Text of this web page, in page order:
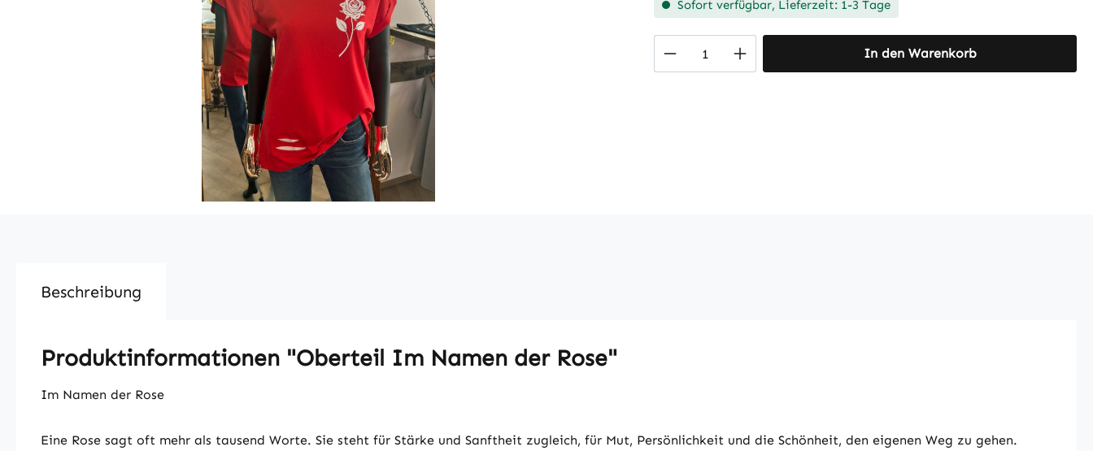
Sofort verfügbar, Lieferzeit: 1-3 Tage
Produkt Anzahl: Gib den gewünschten Wert
In den Warenkorb
Beschreibung
Produktinformationen "Oberteil Im Namen der Rose"
Im Namen der Rose
Eine Rose sagt oft mehr als tausend Worte. Sie steht für Stärke und Sanftheit zugleich, für Mut, Persönlichkeit und die Schönheit, den eigenen Weg zu gehen.